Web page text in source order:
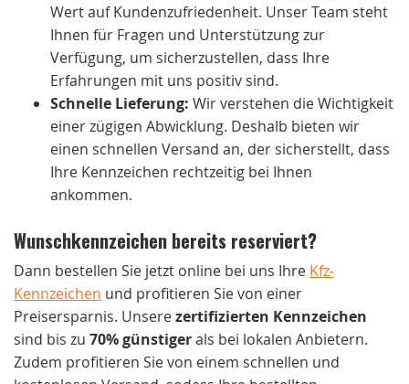
Wert auf Kundenzufriedenheit. Unser Team steht
Ihnen für Fragen und Unterstützung zur
Verfügung, um sicherzustellen, dass Ihre
Erfahrungen mit uns positiv sind.
Schnelle Lieferung: Wir verstehen die Wichtigkeit
einer zügigen Abwicklung. Deshalb bieten wir
einen schnellen Versand an, der sicherstellt, dass
Ihre Kennzeichen rechtzeitig bei Ihnen
ankommen.
Wunschkennzeichen bereits reserviert?
Dann bestellen Sie jetzt online bei uns Ihre Kfz-
Kennzeichen und profitieren Sie von einer
Preisersparnis. Unserezertifizierten Kennzeichen
sind bis zu 70% günstigerals bei lokalen Anbietern.
Zudem profitieren Sie von einem schnellen und